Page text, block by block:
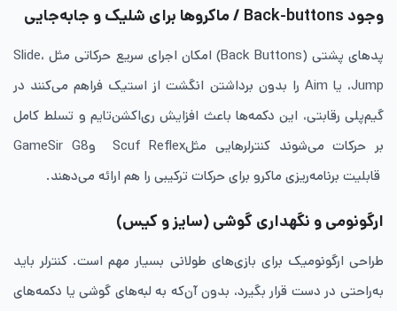
وجود Back-buttons / ماکروها برای شلیک و جابه‌جایی
پدهای پشتی (Back Buttons) امکان اجرای سریع حرکاتی مثل Slide،
Jump، یا Aim را بدون برداشتن انگشت از استیک فراهم می‌کنند در
گیم‌پلی رقابتی، این دکمه‌ها باعث افزایش ری‌اکشن‌تایم و تسلط کامل
بر حرکات می‌شوند کنترلرهایی مثلScuf Reflex وGameSir G8
قابلیت برنامه‌ریزی ماکرو برای حرکات ترکیبی را هم ارائه می‌دهند.
ارگونومی و نگهداری گوشی (سایز و کیس)
طراحی ارگونومیک برای بازی‌های طولانی بسیار مهم است. کنترلر باید
به‌راحتی در دست قرار بگیرد، بدون آن‌که به لبه‌های گوشی یا دکمه‌های